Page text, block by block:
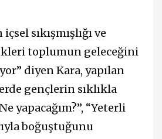
sıkışmışlığı ve
toplumun geleceğini
diyen Kara, yapılan
gençlerin sıklıkla
yapacağım?”, “Yeterli
boğuştuğunu